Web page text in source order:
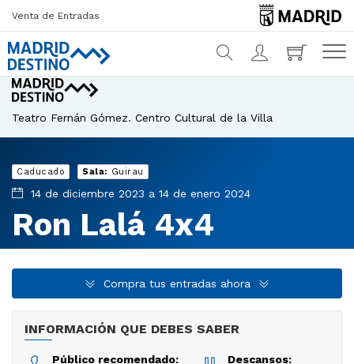
Venta de Entradas
¿Qué estás buscando?
Teatro Fernán Gómez. Centro Cultural de la Villa
Caducado Sala: Guirau
14 de diciembre 2023 a 14 de enero 2024
Ron Lalá 4x4
Compra tus entradas ahora
INFORMACIÓN QUE DEBES SABER
Público recomendado:
Descansos: